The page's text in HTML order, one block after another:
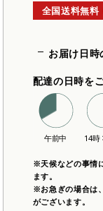
全国送料無料
お届け日時
配達の日時を
※天候などの事情
ます。
※お急ぎの場合は
がございます。